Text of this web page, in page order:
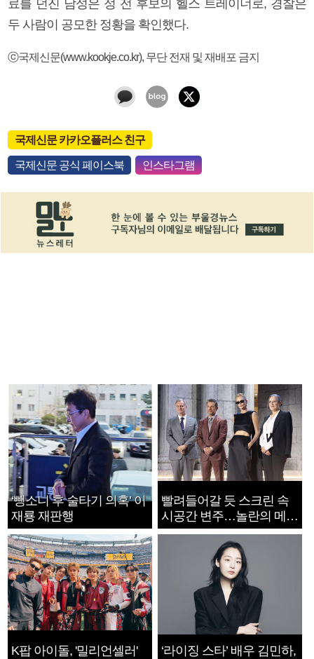
료를 던진 남성은 정 전 후보의 헬스 트레이너로, 경찰은
두 사람이 공모한 정황을 확인했다.
ⓒ국제신문(www.kookje.co.kr), 무단 전재 및 재배포 금지
국제신문 카카오플러스 친구
국제신문 공식 페이스북 인스타그램
‘뺑소니 후 술타기 의혹’ 이
재룡 재판행
빨려들어갈 듯 스크린 속
시공간 변주…놀란의 메시
지는 ‘전쟁 속죄’
K팝 아이돌, '밀리언셀러' ‘라이징 스타’ 배우 김민하,